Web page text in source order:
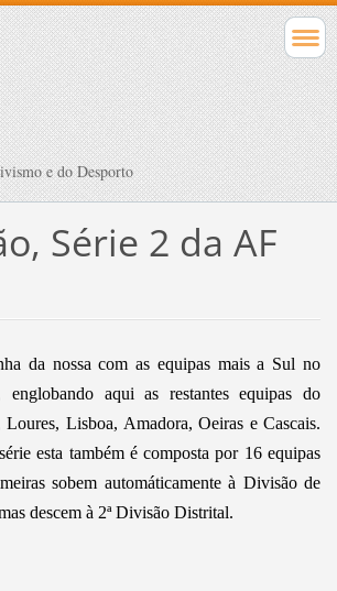
e do Desporto
Série 2 da AF
da nossa com as equipas mais a Sul no
aqui as restantes equipas do
Lisboa, Amadora, Oeiras e Cascais.
esta também é composta por 16 equipas
sobem automáticamente à Divisão de
descem à 2ª Divisão Distrital.